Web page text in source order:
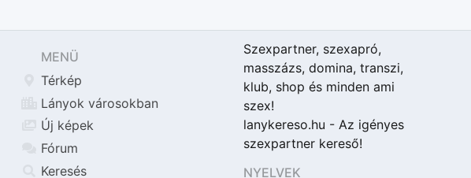
MENÜ
Térkép
Lányok városokban
Új képek
Fórum
Keresés
Szexpartner, szexapró,
masszázs, domina, transzi,
klub, shop és minden ami
szex!
lanykereso.hu - Az igényes
szexpartner kereső!
NYELVEK